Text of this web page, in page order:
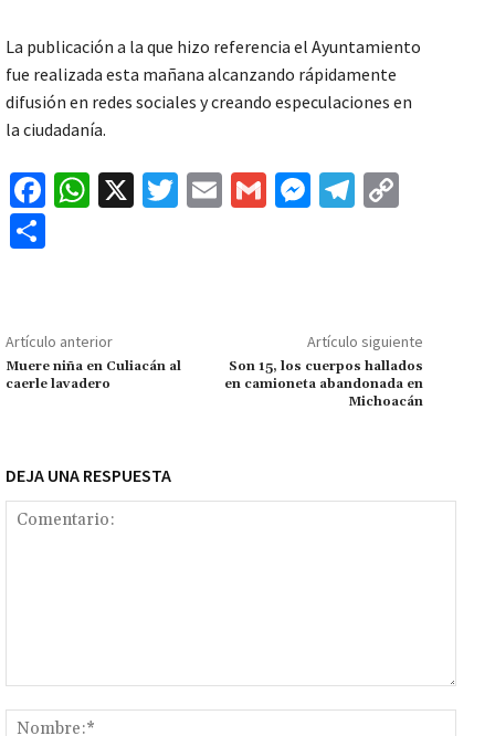
La publicación a la que hizo referencia el Ayuntamiento
fue realizada esta mañana alcanzando rápidamente
difusión en redes sociales y creando especulaciones en
la ciudadanía.
Fa
o
k
W
p
p
X
T
E
G
M
ge
r
Te
m Li
n
k
p
ar
Artículo anterior
Muere niña en Culiacán al
caerle lavadero
Artículo siguiente
Son 15, los cuerpos hallados
en camioneta abandonada en
Michoacán
DEJA UNA RESPUESTA